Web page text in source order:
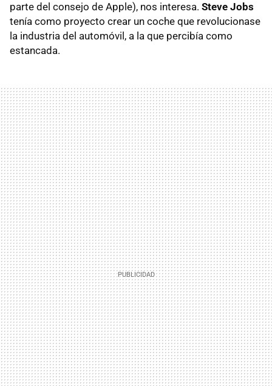
parte del consejo de Apple), nos interesa. Steve Jobs
tenía como proyecto crear un coche que revolucionase
la industria del automóvil, a la que percibía como
estancada.